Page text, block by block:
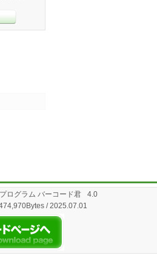
ログラム バーコード君 4.0
/ 2025.07.01